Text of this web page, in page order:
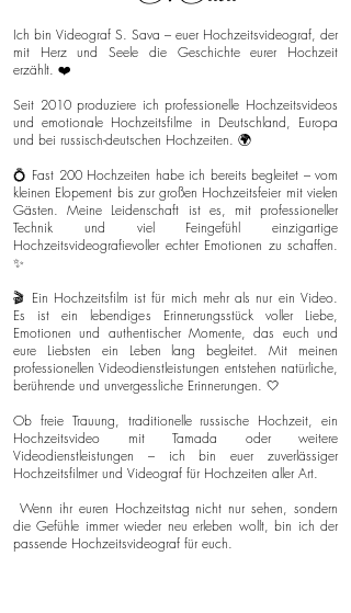
Ich bin Videograf S. Sava – euer Hochzeitsvideograf, der
mit Herz und Seele die Geschichte eurer Hochzeit
erzählt. ❤️
Seit 2010 produziere ich professionelle Hochzeitsvideos
und emotionale Hochzeitsfilme in Deutschland, Europa
und bei russisch-deutschen Hochzeiten. 🌍
💍 Fast 200 Hochzeiten habe ich bereits begleitet – vom
kleinen Elopement bis zur großen Hochzeitsfeier mit vielen
Gästen. Meine Leidenschaft ist es, mit professioneller
Technik und viel Feingefühl einzigartige
Hochzeitsvideografievoller echter Emotionen zu schaffen.
✨
🎬 Ein Hochzeitsfilm ist für mich mehr als nur ein Video.
Es ist ein lebendiges Erinnerungsstück voller Liebe,
Emotionen und authentischer Momente, das euch und
eure Liebsten ein Leben lang begleitet. Mit meinen
professionellen Videodienstleistungen entstehen natürliche,
berührende und unvergessliche Erinnerungen. 🤍
Ob freie Trauung, traditionelle russische Hochzeit, ein
Hochzeitsvideo mit Tamada oder weitere
Videodienstleistungen – ich bin euer zuverlässiger
Hochzeitsfilmer und Videograf für Hochzeiten aller Art.
Wenn ihr euren Hochzeitstag nicht nur sehen, sondern
die Gefühle immer wieder neu erleben wollt, bin ich der
passende Hochzeitsvideograf für euch.